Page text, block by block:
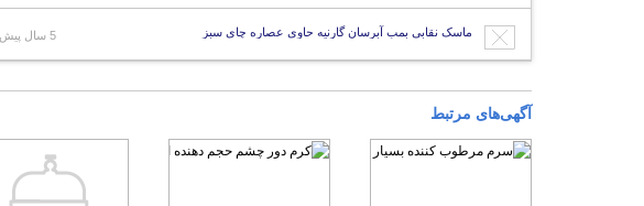
ماسک نقابی بمب آبرسان گارنیه حاوی عصاره چای سبز 5 سال پیش
آگهی‌های مرتبط